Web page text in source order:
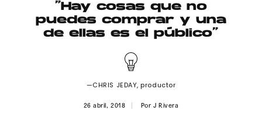
Publicidad
Contacto
Aviso Legal
DERECHOS RESERVADOS.
“Hay cosas que no
puedes comprar y una
de ellas es el público”
—CHRIS JEDAY, productor
26 abril, 2018 PorJ Rivera